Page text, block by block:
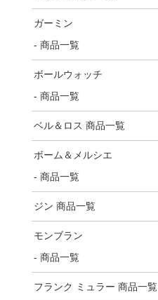
ガーミン
- 商品一覧
ボールウォッチ
- 商品一覧
ベル＆ロス 商品一覧
ボーム＆メルシエ
- 商品一覧
ジン 商品一覧
モンブラン
- 商品一覧
フランク ミュラー 商品一覧